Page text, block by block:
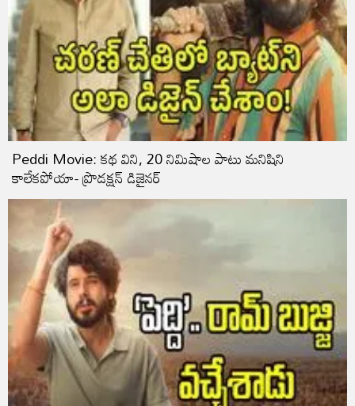
Peddi Movie: కథ విని, 20 నిమిషాల పాటు మనిషిని
కాలేకపోయా- ప్రొడక్షన్ డిజైనర్